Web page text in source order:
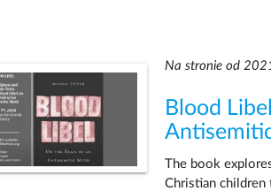
Na stronie od
Blood
The book
Christian